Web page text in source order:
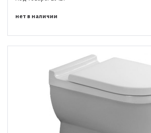
нет в наличии